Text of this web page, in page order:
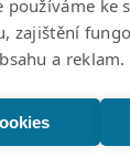
používáme ke
zajištění
a reklam.